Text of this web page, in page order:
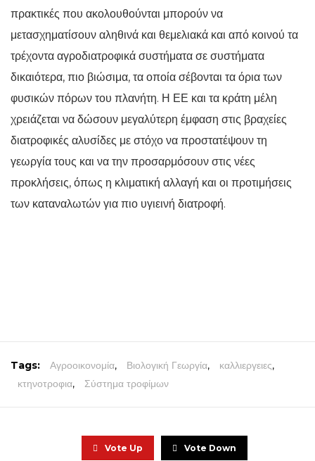
πρακτικές που ακολουθούνται μπορούν να
μετασχηματίσουν αληθινά και θεμελιακά και από κοινού τα
τρέχοντα αγροδιατροφικά συστήματα σε συστήματα
δικαιότερα, πιο βιώσιμα, τα οποία σέβονται τα όρια των
φυσικών πόρων του πλανήτη. Η ΕΕ και τα κράτη μέλη
χρειάζεται να δώσουν μεγαλύτερη έμφαση στις βραχείες
διατροφικές αλυσίδες με στόχο να προστατέψουν τη
γεωργία τους και να την προσαρμόσουν στις νέες
προκλήσεις, όπως η κλιματική αλλαγή και οι προτιμήσεις
των καταναλωτών για πιο υγιεινή διατροφή.
Tags: Αγροοικονομία, Βιολογική Γεωργία, καλλιεργειες,
κτηνοτροφια, Σύστημα τροφίμων
Vote Up Vote Down